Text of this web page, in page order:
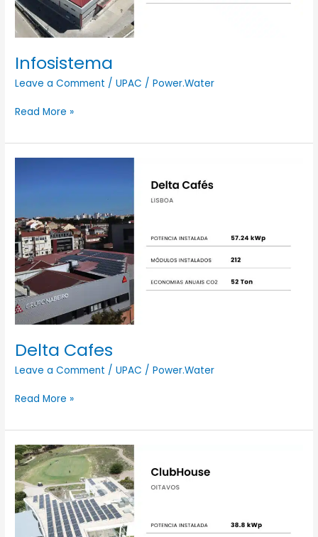
Infosistema
Leave a Comment /UPAC /Power.Water
Read More »
Delta Cafes
Leave a Comment /UPAC /Power.Water
Read More »
Clubhouse